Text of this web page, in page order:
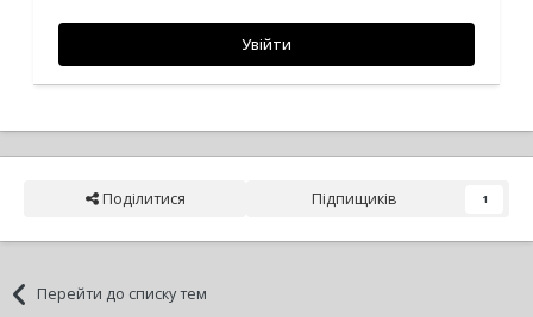
Увійти
Поділитися Підпищиків 1
Перейти до списку тем